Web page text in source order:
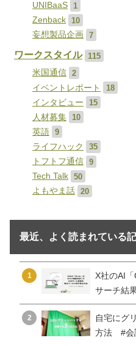
UNIBaaS
1
Zenback
10
妄想製品企画
7
ワークスタイル
115
米国通信
2
イベントレポート
18
インタビュー
15
人材募集
10
英語
9
ライフハック
35
トフトフ通信
9
Tech Talk
50
よもやま話
20
最近、よく読まれている
1
X社のAI
サーチ結
2
自宅にグ
方法 #会